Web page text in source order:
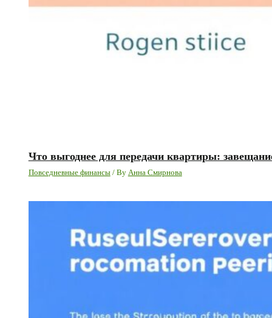
Что выгоднее для передачи квартиры:
Повседневные финансы/ By Анна Смирнова